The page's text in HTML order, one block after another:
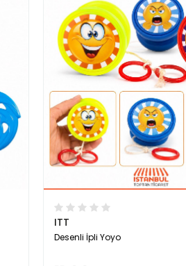
ITT
Desenli İpli Yoyo